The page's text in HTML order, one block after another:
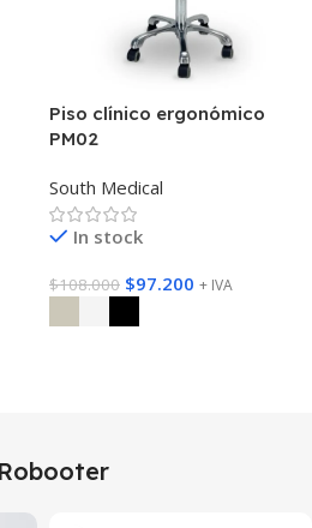
Piso clínico ergonómico
PM02
South Medical
In stock
$108.000 $97.200 + IVA